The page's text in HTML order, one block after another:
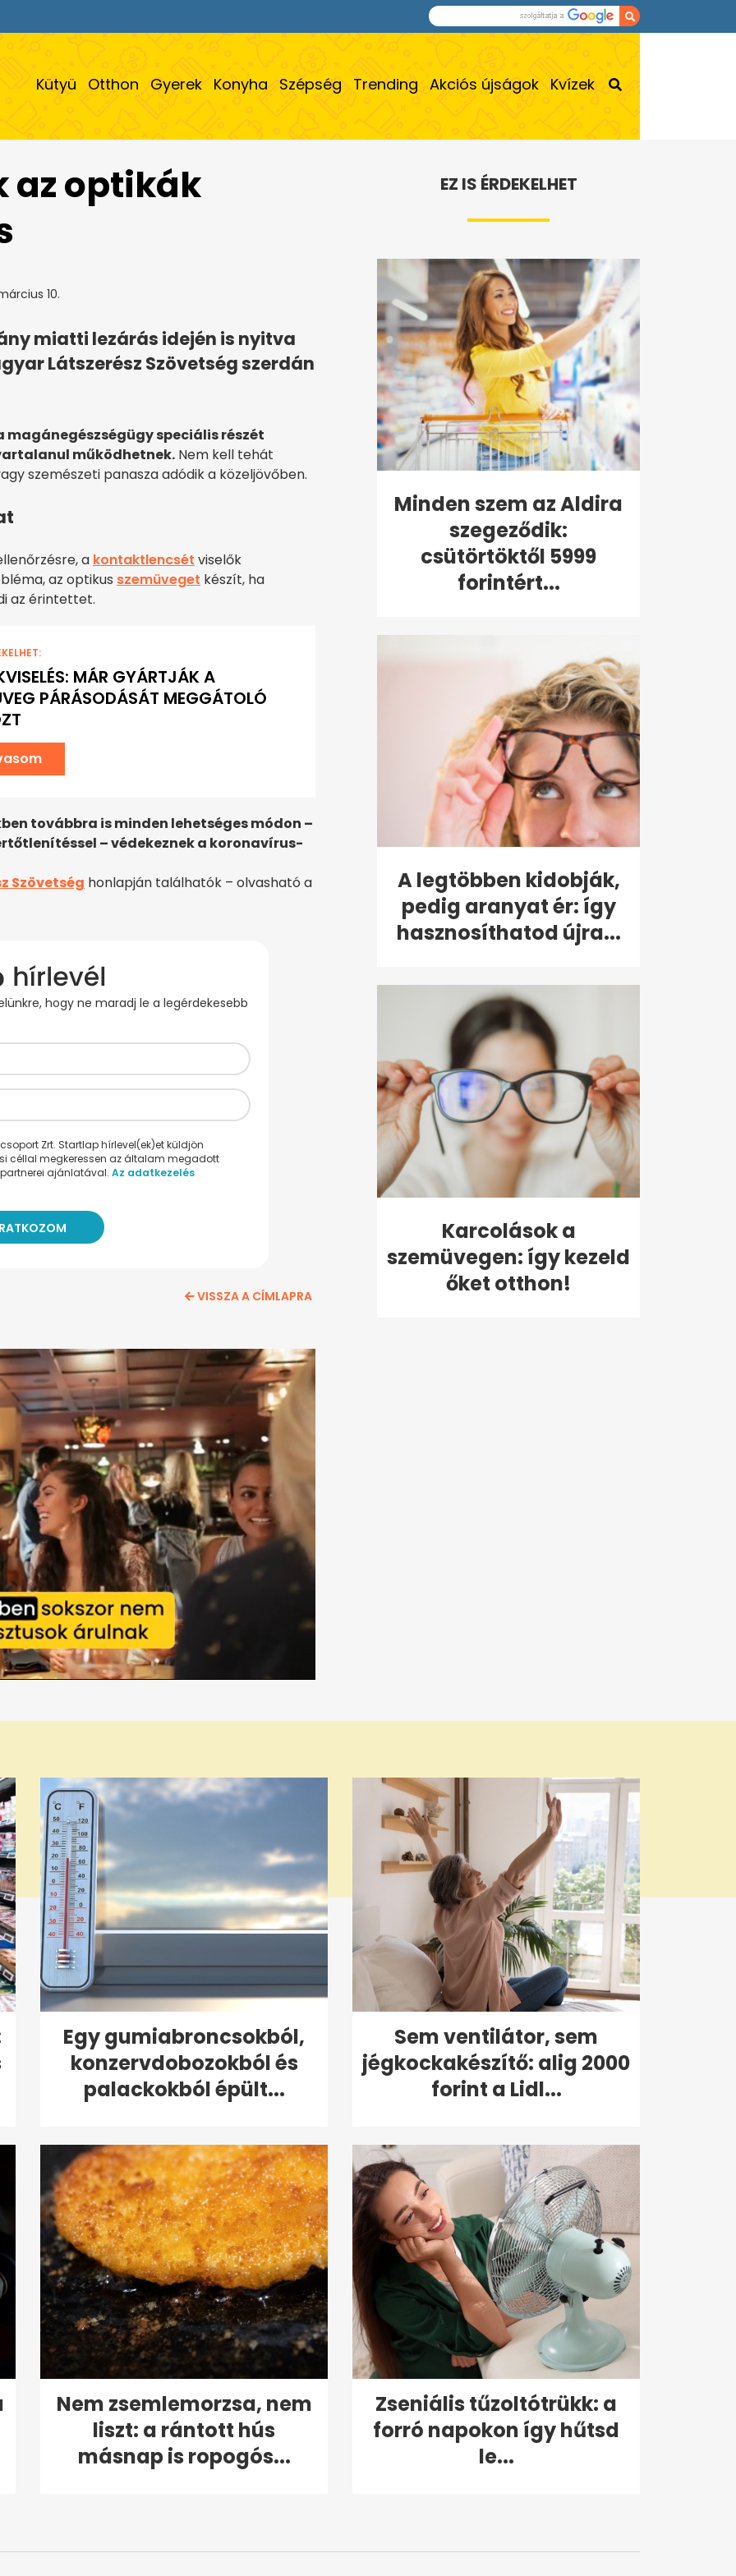
Kütyü Otthon Gyerek Konyha Szépség Trending Akciós újságok Kvízek
az optikák
10.
miatti lezárás idején is nyitva
Látszerész Szövetség szerdán
speciális részét
működhetnek. Nem kell tehát
szemészeti panasza adódik a közeljövőben.
a kontaktlencsét viselők
az optikus szemüveget készít, ha
az érintettet.
MÁR GYÁRTJÁK A
PÁRÁSODÁSÁT MEGGÁTOLÓ
továbbra is minden lehetséges módon –
– védekeznek a koronavírus-
Szövetség honlapján találhatók – olvasható a
hogy ne maradj le a legérdekesebb
Zrt. Startlap hírlevel(ek)et küldjön
céllal megkeressen az általam megadott
ajánlatával. Az adatkezelés
VISSZA A CÍMLAPRA
EZ IS ÉRDEKELHET
Minden szem az Aldira
szegeződik:
csütörtöktől 5999
forintért...
A legtöbben kidobják,
pedig aranyat ér: így
hasznosíthatod újra...
Karcolások a
szemüvegen: így kezeld
őket otthon!
Egy gumiabroncsokból,
konzervdobozokból és
palackokból épült...
Sem ventilátor, sem
jégkockakészítő: alig 2000
forint a Lidl...
Nem zsemlemorzsa, nem
liszt: a rántott hús
másnap is ropogós...
Zseniális tűzoltótrükk: a
forró napokon így hűtsd
le...